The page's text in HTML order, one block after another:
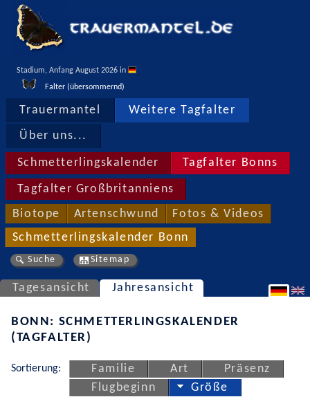
Stadium, Anfang August 2026 in
Falter (übersommernd)
Trauermantel Weitere Tagfalter
Über uns...
Schmetterlingskalender Tagfalter Bonns
Tagfalter Großbritanniens
Biotope Artenschwund Fotos & Videos
Schmetterlingskalender Bonn
Suche Sitemap
Tagesansicht Jahresansicht
BONN: SCHMETTERLINGSKALENDER
(TAGFALTER)
Sortierung: Familie Art
Präsenz
Flugbeginn
Größe